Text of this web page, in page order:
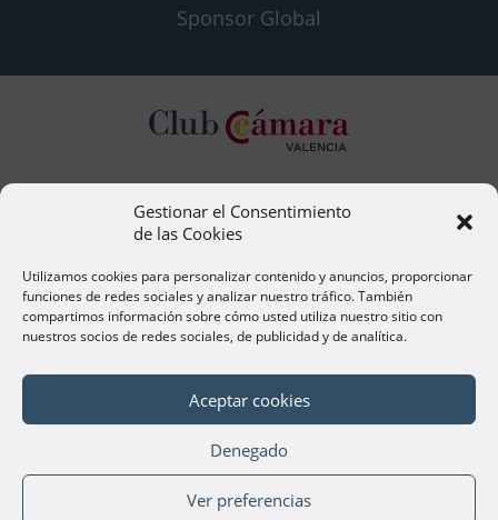
Gestionar el Consentimiento
de las Cookies
Utilizamos cookies para personalizar contenido y anuncios, proporcionar
funciones de redes sociales y analizar nuestro tráfico. También
compartimos información sobre cómo usted utiliza nuestro sitio con
nuestros socios de redes sociales, de publicidad y de analítica.
Aceptar cookies
Denegado
Ver preferencias
Sponsor Global
Contacto
acervera@camaravalencia.com
961 366 212
Síguenos
Navegación de València 2020